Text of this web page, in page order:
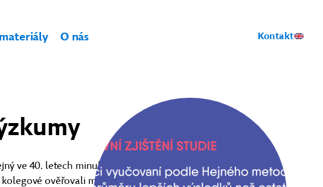
O nás Kontakt
ve 40. letech minulého století. Následně syn
ověřovali myšlenky a experimenty Víta